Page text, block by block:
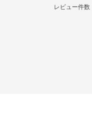
レビュー件数